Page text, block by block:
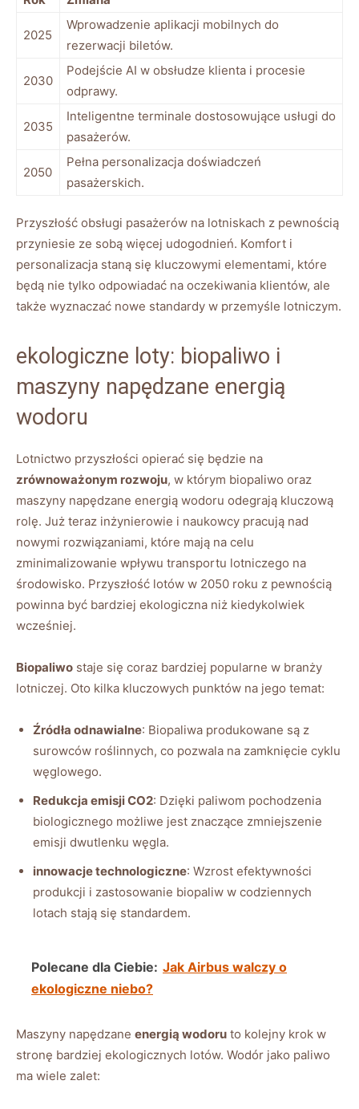
2025
Wprowadzenie aplikacji mobilnych do
rezerwacji biletów.
2030
Podejście AI w obsłudze klienta i procesie
odprawy.
2035
Inteligentne terminale dostosowujące usługi do
pasażerów.
2050
Pełna personalizacja doświadczeń
pasażerskich.
Przyszłość obsługi pasażerów na lotniskach z pewnością
przyniesie ze sobą więcej udogodnień. Komfort i
personalizacja staną się kluczowymi elementami, które
będą nie tylko odpowiadać na oczekiwania klientów, ale
także wyznaczać nowe standardy w przemyśle lotniczym.
ekologiczne loty: biopaliwo i
maszyny napędzane energią
wodoru
Lotnictwo przyszłości opierać się będzie na
zrównoważonym rozwoju, w którym biopaliwo oraz
maszyny napędzane energią wodoru odegrają kluczową
rolę. Już teraz inżynierowie i naukowcy pracują nad
nowymi rozwiązaniami, które mają na celu
zminimalizowanie wpływu transportu lotniczego na
środowisko. Przyszłość lotów w 2050 roku z pewnością
powinna być bardziej ekologiczna niż kiedykolwiek
wcześniej.
Biopaliwo staje się coraz bardziej popularne w branży
lotniczej. Oto kilka kluczowych punktów na jego temat:
Źródła odnawialne: Biopaliwa produkowane są z
surowców roślinnych, co pozwala na zamknięcie cyklu
węglowego.
Redukcja emisji CO2: Dzięki paliwom pochodzenia
biologicznego możliwe jest znaczące zmniejszenie
emisji dwutlenku węgla.
innowacje technologiczne: Wzrost efektywności
produkcji i zastosowanie biopaliw w codziennych
lotach stają się standardem.
Polecane dla Ciebie: Jak Airbus walczy o
ekologiczne niebo?
Maszyny napędzane energią wodoru to kolejny krok w
stronę bardziej ekologicznych lotów. Wodór jako paliwo
ma wiele zalet: